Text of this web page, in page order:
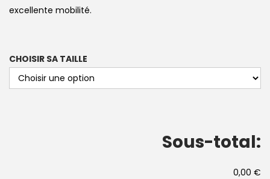
excellente mobilité.
CHOISIR SA TAILLE
Sous-total:
0,00 €